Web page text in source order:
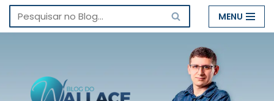
Pular
conteúdo
MENU